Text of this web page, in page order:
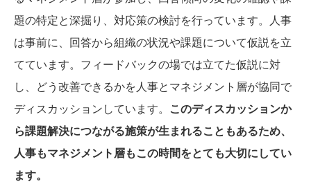
題の特定と深掘り、対応策の検討を行っています。人事
は事前に、回答から組織の状況や課題について仮説を立
てています。フィードバックの場では立てた仮説に対
し、どう改善できるかを人事とマネジメント層が協同で
ディスカッションしています。 このディスカッションか
ら課題解決につながる施策が生まれることもあるため、
人事もマネジメント層もこの時間をとても大切にしてい
ます。